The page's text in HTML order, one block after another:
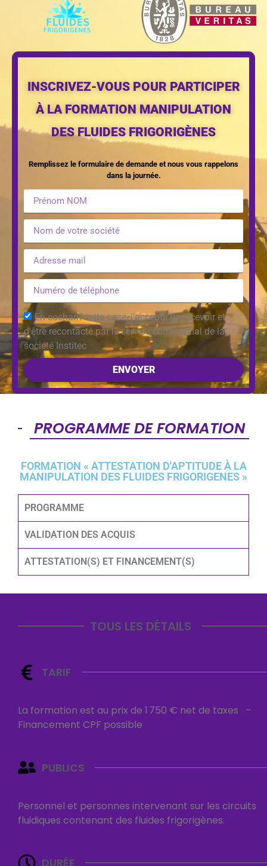
INSCRIVEZ-VOUS POUR PARTICIPER
À LA FORMATION MANIPULATION
DES FLUIDES FRIGORIGÈNES
Remplissez le formulaire de demande et nous vous rappelons
dans la journée.
En cochant cette case, j'accepte de recevoir et
d'être recontacté par le service commercial de la
société Institec
ENVOYER
PROGRAMME DE FORMATION
FORMATION « ATTESTATION D'APTITUDE À LA
MANIPULATION DES FLUIDES FRIGORIGENES »
PROGRAMME
VALIDATION DES ACQUIS
ATTESTATION(S) ET FINANCEMENT(S)
TOUS LES DÉTAILS
TARIF
La formation est au prix de 1 750 € net de taxes
–
Financement CPF possible
PUBLICS
Personnel et personnes intervenant sur les circuits
fluidiques contenant des fluides frigorigènes.
DURÉE